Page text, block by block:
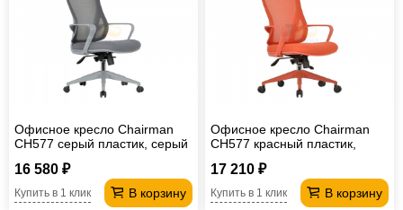
Офисное кресло Chairman
CH577 серый пластик, серый
16 580 ₽
В корзину
Купить в 1 клик
Офисное кресло Chairman
CH577 красный пластик,
17 210 ₽
В корзину
Купить в 1 клик